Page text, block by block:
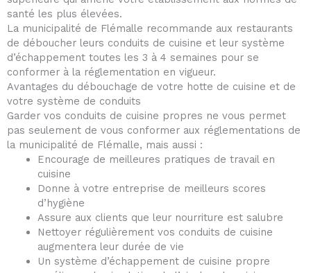
santé les plus élevées.
La municipalité de Flémalle recommande aux restaurants
de déboucher leurs conduits de cuisine et leur système
d’échappement toutes les 3 à 4 semaines pour se
conformer à la réglementation en vigueur.
Avantages du débouchage de votre hotte de cuisine et de
votre système de conduits
Garder vos conduits de cuisine propres ne vous permet
pas seulement de vous conformer aux réglementations de
la municipalité de Flémalle, mais aussi :
Encourage de meilleures pratiques de travail en
cuisine
Donne à votre entreprise de meilleurs scores
d’hygiène
Assure aux clients que leur nourriture est salubre
Nettoyer régulièrement vos conduits de cuisine
augmentera leur durée de vie
Un système d’échappement de cuisine propre